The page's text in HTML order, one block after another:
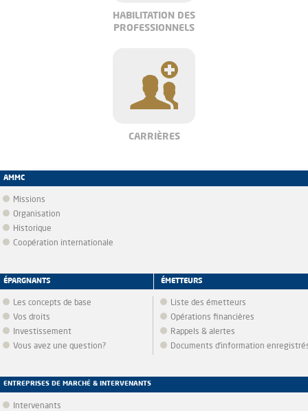
HABILITATION DES
PROFESSIONNELS
CARRIÈRES
AMMC
Missions
Organisation
Historique
Coopération internationale
ÉPARGNANTS
Les concepts de base
Vos droits
Investissement
Vous avez une question?
ÉMETTEURS
Liste des émetteurs
Opérations financières
Rappels & alertes
Documents d’information
ENTREPRISES DE MARCHÉ & INTERVENANTS
Intervenants